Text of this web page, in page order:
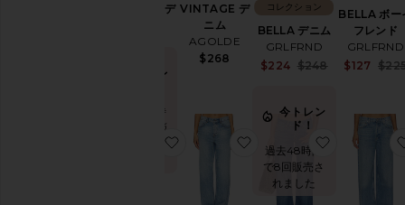
THE LEO デ VINTAGE デ
ニム
AGOLDE
$268
BELLA デニム
GRLFRND
Sale price:
$224 $248
コレクション
BELLA ボー
フレンド
GRLFRND
$127
今トレ
過去48時
間で8回販
お気に入りTHE LEO デニム
お気に入りBELLA ボー
今トレン
ド！
過去48時間
で8回販売さ
れました
お気に入